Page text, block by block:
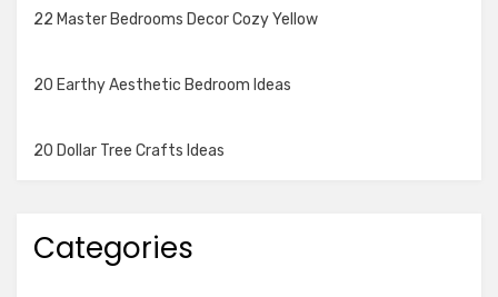
22 Master Bedrooms Decor Cozy Yellow
20 Earthy Aesthetic Bedroom Ideas
20 Dollar Tree Crafts Ideas
Categories